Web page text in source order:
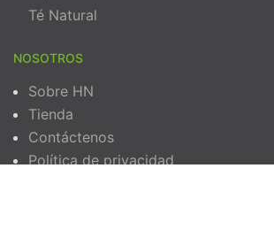
Té Natural
NOSOTROS
Sobre HN
Tienda
Contáctenos
Política de privacidad